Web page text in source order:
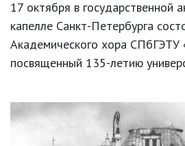
17 октября в государственной
капелле Санкт-Петербурга
Академического хора
посвященный 135-летию